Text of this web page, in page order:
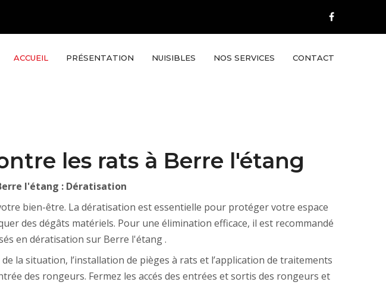
ACCUEIL PRÉSENTATION NUISIBLES NOS SERVICES CONTACT
les rats à Berre l'étang
l'étang : Dératisation
bien-être. La dératisation est essentielle pour protéger votre espace
des dégâts matériels. Pour une élimination efficace, il est recommandé
en dératisation sur Berre l'étang .
la situation, l’installation de pièges à rats et l’application de traitements
des rongeurs. Fermez les accés des entrées et sortis des rongeurs et